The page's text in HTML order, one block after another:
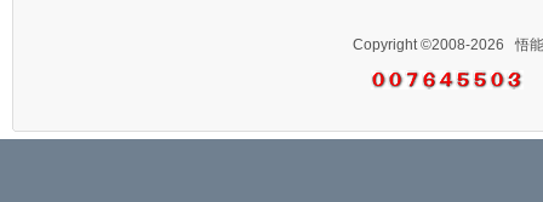
Copyright ©2008-2026 悟